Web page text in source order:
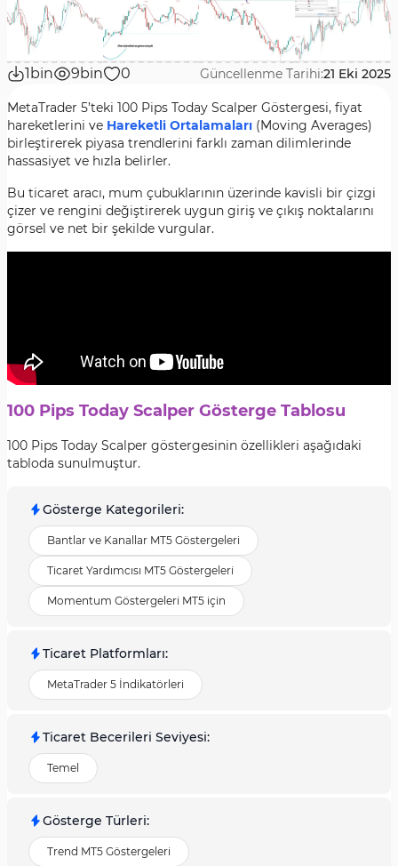
1bin 9bin 0 Güncellenme Tarihi:21 Eki 2025
MetaTrader 5’teki 100 Pips Today Scalper Göstergesi, fiyat
hareketlerini ve Hareketli Ortalamaları (Moving Averages)
birleştirerek piyasa trendlerini farklı zaman dilimlerinde
hassasiyet ve hızla belirler.
Bu ticaret aracı, mum çubuklarının üzerinde kavisli bir çizgi
çizer ve rengini değiştirerek uygun giriş ve çıkış noktalarını
görsel ve net bir şekilde vurgular.
100 Pips Today Scalper Gösterge Tablosu
100 Pips Today Scalper göstergesinin özellikleri aşağıdaki
tabloda sunulmuştur.
Gösterge Kategorileri:
Bantlar ve Kanallar MT5 Göstergeleri
Ticaret Yardımcısı MT5 Göstergeleri
Momentum Göstergeleri MT5 için
Ticaret Platformları:
MetaTrader 5 İndikatörleri
Ticaret Becerileri Seviyesi:
Temel
Gösterge Türleri:
Trend MT5 Göstergeleri